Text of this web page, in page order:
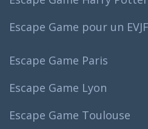
Escape Game pour un EVJF
Escape Game Paris
Escape Game Lyon
Escape Game Toulouse